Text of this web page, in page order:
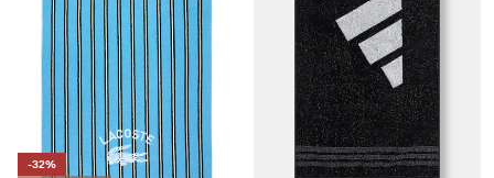
-32%